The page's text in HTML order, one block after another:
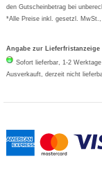
den Gutscheinbetrag bei
*Alle Preise inkl. gesetzl.
Angabe zur Lieferfristanzeige
Sofort lieferbar, 1-2
Ausverkauft, derzeit nicht